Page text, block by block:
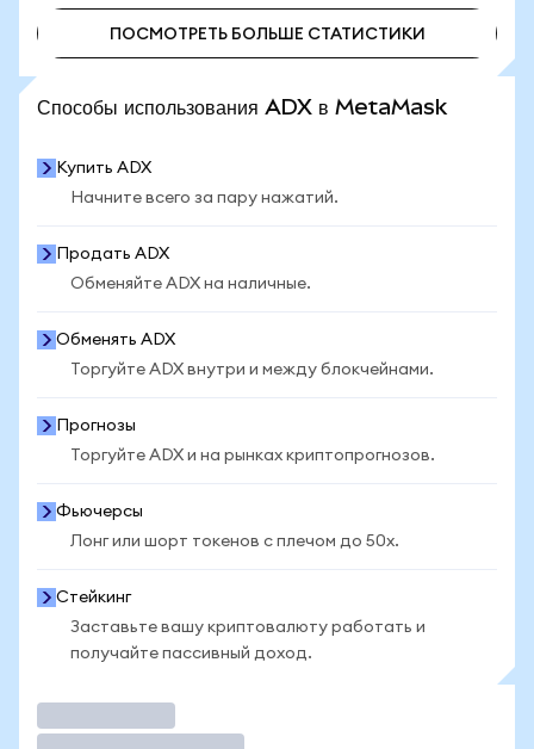
ПОСМОТРЕТЬ БОЛЬШЕ СТАТИСТИКИ
Способы использования ADX в MetaMask
Купить ADX
Начните всего за пару нажатий.
Продать ADX
Обменяйте ADX на наличные.
Обменять ADX
Торгуйте ADX внутри и между блокчейнами.
Прогнозы
Торгуйте ADX и на рынках криптопрогнозов.
Фьючерсы
Лонг или шорт токенов с плечом до 50x.
Стейкинг
Заставьте вашу криптовалюту работать и
получайте пассивный доход.